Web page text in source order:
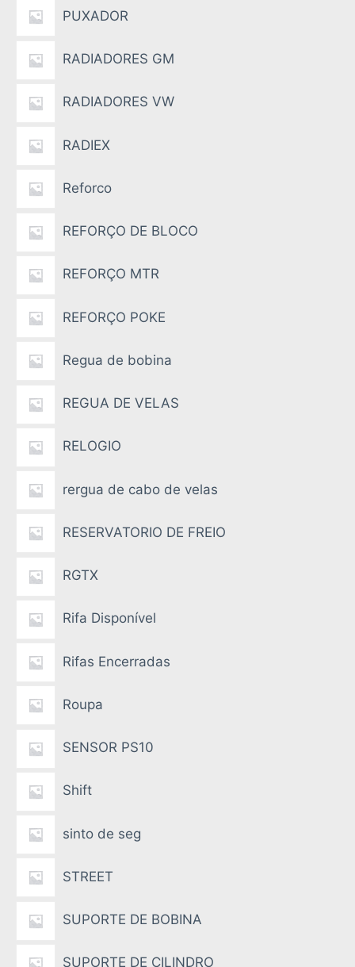
PUXADOR
RADIADORES GM
RADIADORES VW
RADIEX
Reforco
REFORÇO DE BLOCO
REFORÇO MTR
REFORÇO POKE
Regua de bobina
REGUA DE VELAS
RELOGIO
rergua de cabo de velas
RESERVATORIO DE FREIO
RGTX
Rifa Disponível
Rifas Encerradas
Roupa
SENSOR PS10
Shift
sinto de seg
STREET
SUPORTE DE BOBINA
SUPORTE DE CILINDRO